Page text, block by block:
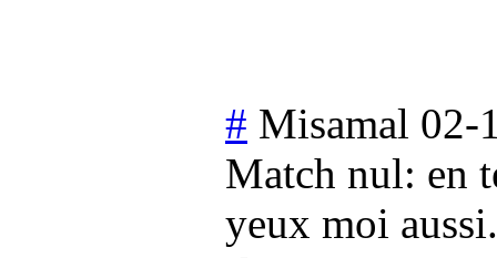
# Misamal 02-
Match nul: en
yeux moi